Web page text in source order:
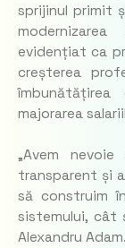
sprijinul primit
evidențiat ca
creșterea
majorarea
„Avem
transparent și
să construim
sistemului, cât
Alexandru Adam.